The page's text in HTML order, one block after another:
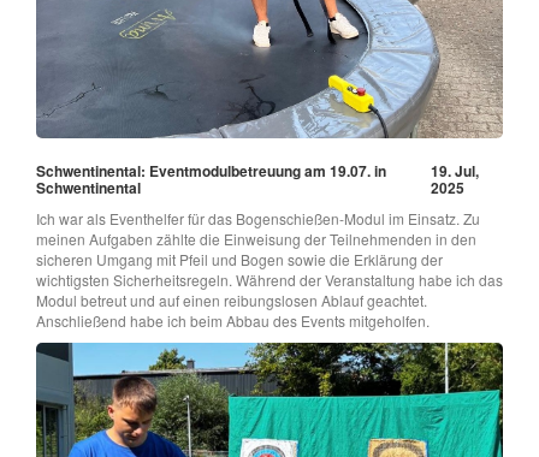
Schwentinental: Eventmodulbetreuung am 19.07. in
Schwentinental
19. Jul,
2025
Ich war als Eventhelfer für das Bogenschießen-Modul im Einsatz. Zu
meinen Aufgaben zählte die Einweisung der Teilnehmenden in den
sicheren Umgang mit Pfeil und Bogen sowie die Erklärung der
wichtigsten Sicherheitsregeln. Während der Veranstaltung habe ich das
Modul betreut und auf einen reibungslosen Ablauf geachtet.
Anschließend habe ich beim Abbau des Events mitgeholfen.